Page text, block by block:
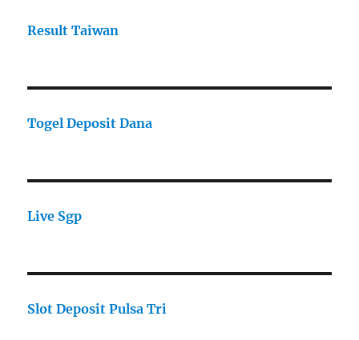
Result Taiwan
Togel Deposit Dana
Live Sgp
Slot Deposit Pulsa Tri